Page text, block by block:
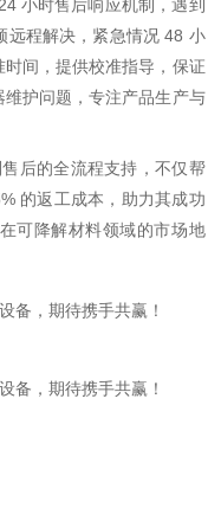
小时售后响应机制，遇到
远程解决，紧急情况 48 小
间，提供校准指导，保证
护问题，专注产品生产与
后的全流程支持，不仅帮
的返工成本，助力其成功
可降解材料领域的市场地